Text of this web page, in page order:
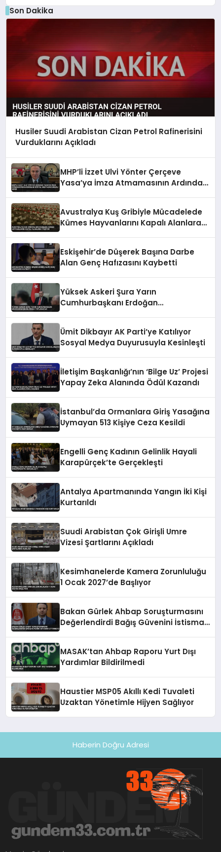
Son Dakika
Husiler Suudi Arabistan Cizan Petrol Rafinerisini
Vurduklarını Açıkladı
MHP’li İzzet Ulvi Yönter Çerçeve
Yasa’ya İmza Atmamasının Ardından
Avustralya Kuş Gribiyle Mücadelede
Kümes Hayvanlarını Kapalı Alanlara
Eskişehir’de Düşerek Başına Darbe
Alan Genç Hafızasını Kaybetti
Yüksek Askeri Şura Yarın
Cumhurbaşkanı Erdoğan
Ümit Dikbayır AK Parti’ye Katılıyor
Sosyal Medya Duyurusuyla Kesinleşti
İletişim Başkanlığı’nın ‘Bilge Uz’ Projesi
Yapay Zeka Alanında Ödül Kazandı
İstanbul’da Ormanlara Giriş Yasağına
Uymayan 513 Kişiye Ceza Kesildi
Engelli Genç Kadının Gelinlik Hayali
Karapürçek’te Gerçekleşti
Antalya Apartmanında Yangın İki Kişi
Kurtarıldı
Suudi Arabistan Çok Girişli Umre
Vizesi Şartlarını Açıkladı
Kesimhanelerde Kamera Zorunluluğu
1 Ocak 2027’de Başlıyor
Bakan Gürlek Ahbap Soruşturmasını
Değerlendirdi Bağış Güvenini İstismar
MASAK’tan Ahbap Raporu Yurt Dışı
Yardımlar Bildirilmedi
Haustier MSP05 Akıllı Kedi Tuvaleti
Uzaktan Yönetimle Hijyen Sağlıyor
Haberin Doğru Adresi